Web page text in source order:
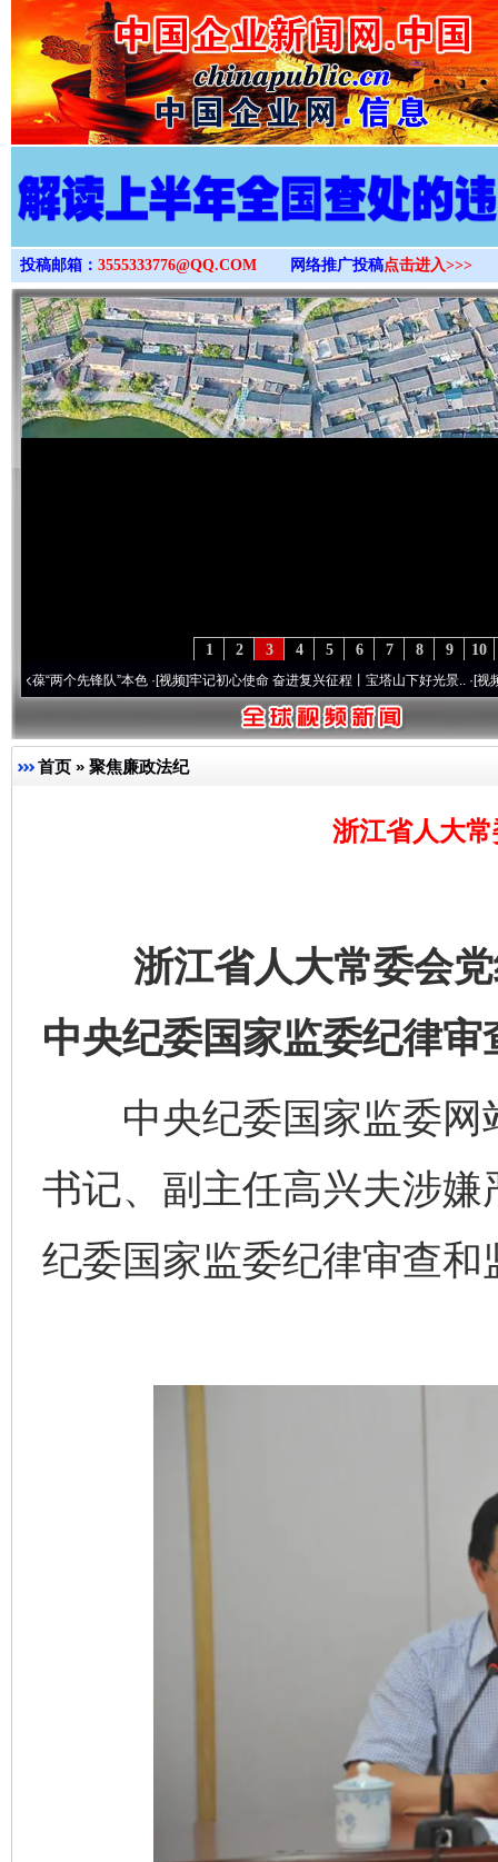
>
投稿邮箱： 3555333776@QQ.COM 网络推广投稿点击进入>>>
10
9
8
7
6
5
4
3
2
1
个先锋队”本色·[视频]牢记初心使命 奋进复兴征程丨宝塔山下好光景..·[视频]因党而
首页 » 聚焦廉政法纪
浙江省人大
浙江省人大常委会党
中央纪委国家监委纪律审
中央纪委国家监委网
书记、副主任高兴夫涉
纪委国家监委纪律审查和